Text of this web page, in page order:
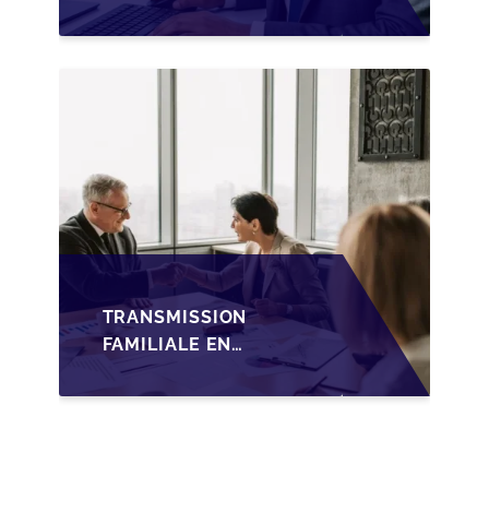
SUCCESSION EN
WALLONIE SUR LA
TRANSMISSION
TRANSMISSION
FAMILIALE EN
WALLONIE :
NOUVELLES